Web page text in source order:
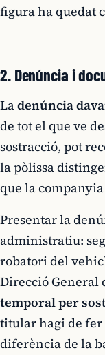
figura ha quedat
2. Denúncia i
Ladenúncia
de tot el que ve
sostracció, pot
la pòlissa
que la
Presentar la
administratiu:
robatori del
Direcció General
temporal per
titular hagi de fer
diferència de la